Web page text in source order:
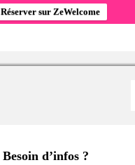
Réserver sur ZeWelcome
Besoin d’infos ?